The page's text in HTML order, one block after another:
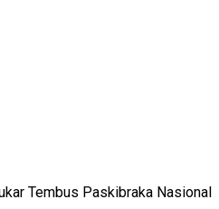
Tembus Paskibraka Nasional